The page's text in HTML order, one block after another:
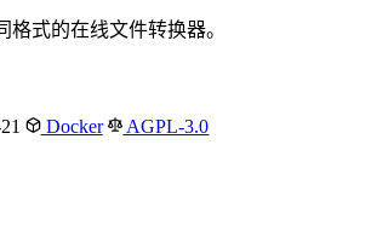
格式的在线文件转换器。
Docker AGPL-3.0